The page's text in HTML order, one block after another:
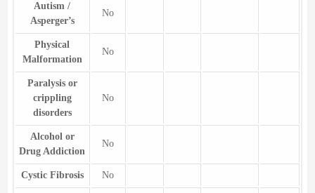
Autism /
Asperger’s
No
Physical
Malformation
No
Paralysis or
crippling
disorders
No
Alcohol or
Drug Addiction
No
Cystic Fibrosis No